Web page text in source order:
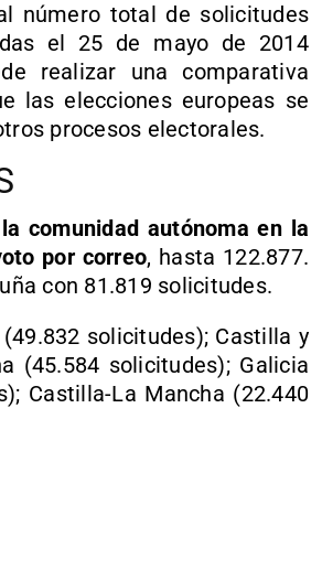
número total de solicitudes
el 25 de mayo de 2014
realizar una comparativa
las elecciones europeas se
procesos electorales.
comunidad autónoma en la
por correo, hasta 122.877.
con 81.819 solicitudes.
solicitudes); Castilla y
(45.584 solicitudes); Galicia
Castilla-La Mancha (22.440